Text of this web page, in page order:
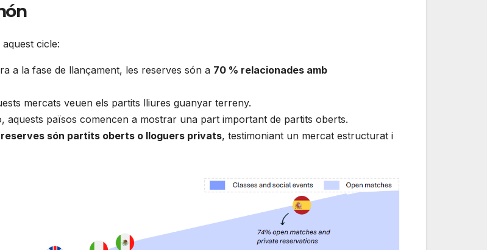
cicle:
a la fase de llançament, les reserves són a 70 % relacionades amb
mercats veuen els partits lliures guanyar terreny.
aquests països comencen a mostrar una part important de partits oberts.
reserves són partits oberts o lloguers privats, testimoniant un mercat estructurat i